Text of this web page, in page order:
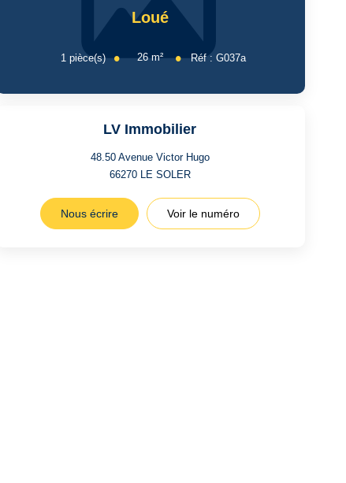
Loué
1 pièce(s) 26m² Réf : G037a
LV Immobilier
48.50 Avenue Victor Hugo
66270 LE SOLER
Nous écrire Voir le numéro